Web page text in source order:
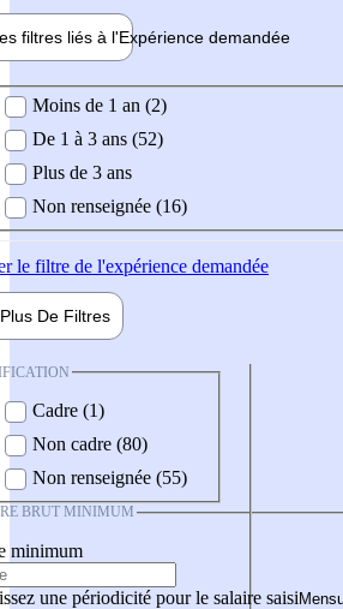
filtres liés à l'Expérience demandée
demandée
Moins de 1 an (2)
De 1 à 3 ans (52)
Plus de 3 ans
Non renseignée (16)
le filtre de l'expérience demandée
Plus De Filtres
Cadre (1)
Non cadre (80)
Non renseignée (55)
BRUT MINIMUM
minimum
une périodicité pour le salaire saisi